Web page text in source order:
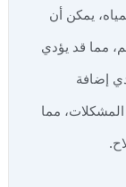
يمكن أن
مما قد يؤدي
إضافة
المشكلات، مما